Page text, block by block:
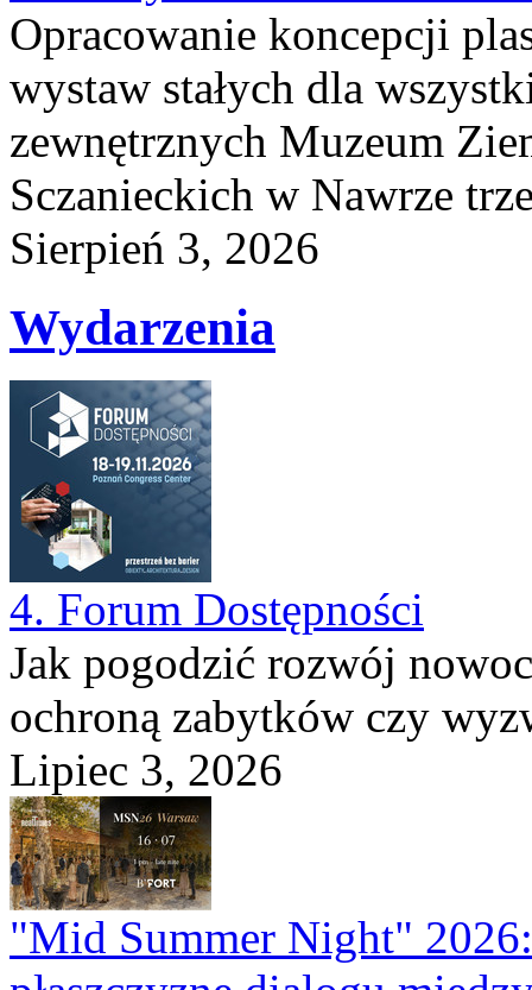
Opracowanie koncepcji
wystaw stałych dla
zewnętrznych Muzeum
Sczanieckich w Nawrze
Sierpień 3, 2026
Wydarzenia
4. Forum Dostępności
Jak pogodzić rozwój
ochroną zabytków czy
Lipiec 3, 2026
"Mid Summer Night"